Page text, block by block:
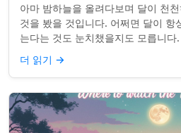
아마 밤하늘을 올려다보며 달이 천
것을 봤을 것입니다. 어쩌면 달이 항
는다는 것도 눈치챘을지도 모릅니
달은 정말 매번 동쪽에서 뜰까요?...
더 읽기 →